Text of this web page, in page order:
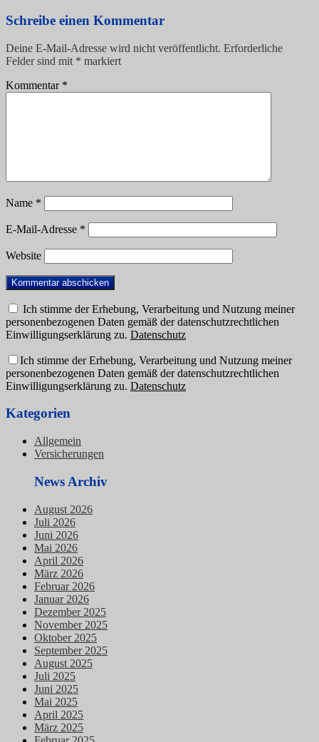
Schreibe einen Kommentar
Deine E-Mail-Adresse wird nicht veröffentlicht. Erforderliche
Felder sind mit * markiert
Kommentar *
Name *
E-Mail-Adresse *
Website
Ich stimme der Erhebung, Verarbeitung und Nutzung meiner
personenbezogenen Daten gemäß der datenschutzrechtlichen
Einwilligungserklärung zu. Datenschutz
Ich stimme der Erhebung, Verarbeitung und Nutzung meiner
personenbezogenen Daten gemäß der datenschutzrechtlichen
Einwilligungserklärung zu. Datenschutz
Kategorien
Allgemein
Versicherungen
News Archiv
August 2026
Juli 2026
Juni 2026
Mai 2026
April 2026
März 2026
Februar 2026
Januar 2026
Dezember 2025
November 2025
Oktober 2025
September 2025
August 2025
Juli 2025
Juni 2025
Mai 2025
April 2025
März 2025